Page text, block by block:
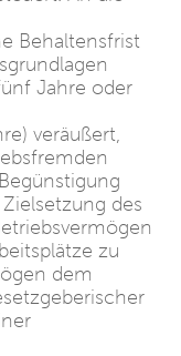
Behaltensfrist
Jahre oder
veräußert,
des
zu
dem